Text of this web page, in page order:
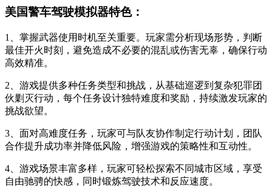
美国警车驾驶模拟器特色：
1、掌握武器使用时机至关重要。玩家需分析现场形势，判断
最佳开火时刻，避免造成不必要的混乱或伤害无辜，确保行动
高效精准。
2、游戏提供多种任务类型和挑战，从基础巡逻到复杂犯罪团
伙剿灭行动，每个任务设计独特难度和奖励，持续激发玩家的
挑战欲望。
3、面对高难度任务，玩家可与队友协作制定行动计划，团队
合作提升成功率并降低风险，增强游戏的策略性和互动性。
4、游戏场景丰富多样，玩家可轻松探索不同城市区域，享受
自由驰骋的快感，同时锻炼驾驶技术和反应速度。